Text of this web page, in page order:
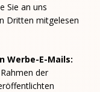
Sie an uns
Dritten mitgelesen
Werbe-E-Mails:
der